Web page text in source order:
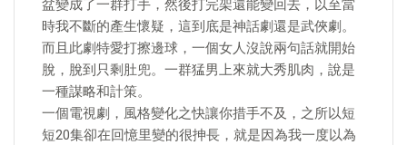
盆變成了一群打手，然後打完架還能變回去，以至當
時我不斷的產生懷疑，這到底是神話劇還是武俠劇。
而且此劇特愛打擦邊球，一個女人沒說兩句話就開始
脫，脫到只剩肚兜。一群猛男上來就大秀肌肉，說是
一種謀略和計策。
一個電視劇，風格變化之快讓你措手不及，之所以短
短20集卻在回憶里變的很抻長，就是因為我一度以為